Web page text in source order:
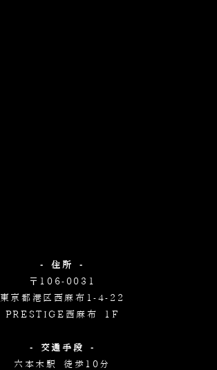
- 住所 -
〒106-0031
東京都港区西麻布1-4-22
PRESTIGE西麻布 1F
- 交通手段 -
六本木駅 徒歩10分